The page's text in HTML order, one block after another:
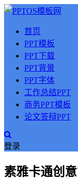
首页
PPT模板
PPT下载
PPT背景
PPT字体
工作总结PPT
商务PPT模板
论文答辩PPT
登录
素雅卡通创